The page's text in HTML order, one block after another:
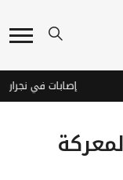
إصابات في نجران